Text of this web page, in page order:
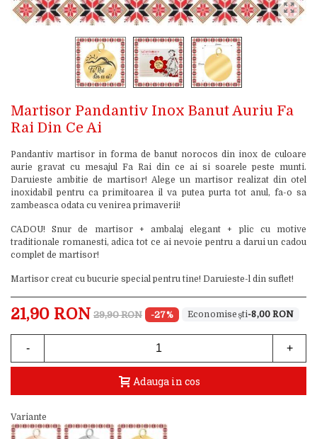
Martisor Pandantiv Inox Banut Auriu Fa
Rai Din Ce Ai
Pandantiv martisor in forma de banut norocos din inox de culoare
aurie gravat cu mesajul Fa Rai din ce ai si soarele peste munti.
Daruieste ambitie de martisor! Alege un martisor realizat din otel
inoxidabil pentru ca primitoarea il va putea purta tot anul, fa-o sa
zambeasca odata cu venirea primaverii!
CADOU! Snur de martisor + ambalaj elegant + plic cu motive
traditionale romanesti, adica tot ce ai nevoie pentru a darui un cadou
complet de martisor!
Martisor creat cu bucurie special pentru tine! Daruieste-l din suflet!
21,90 RON 29,90 RON -27% -8,00 RON
- +
Adauga in cos
Variante